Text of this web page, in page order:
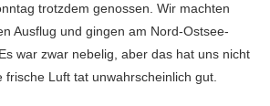
trotzdem genossen. Wir machten
Ausflug und gingen am Nord-Ostsee-
war zwar nebelig, aber das hat uns nicht
frische Luft tat unwahrscheinlich gut.